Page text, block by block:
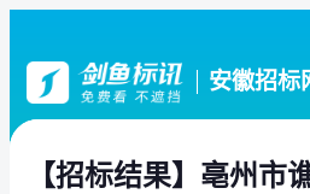
安徽招标
【招标结果】亳州市